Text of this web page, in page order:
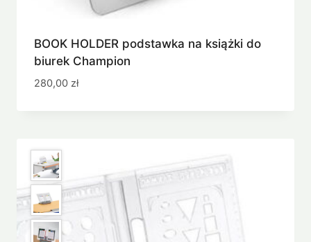
BOOK HOLDER podstawka na książki do
biurek Champion
280,00 zł